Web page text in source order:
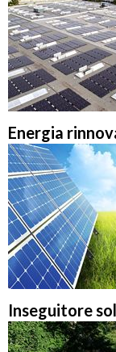
Energia
Inseguitore